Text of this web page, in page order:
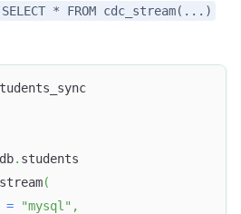
* FROM cdc_stream(...)
. students
(
= "mysql" ,